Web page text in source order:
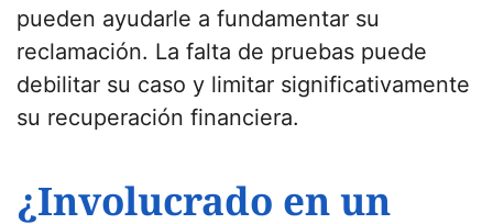
pueden ayudarle a fundamentar su
reclamación. La falta de pruebas puede
debilitar su caso y limitar significativamente
su recuperación financiera.
¿Involucrado en un